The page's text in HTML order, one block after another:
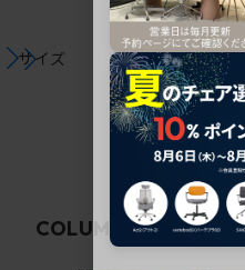
サイズ
COLUMN 関連コラム